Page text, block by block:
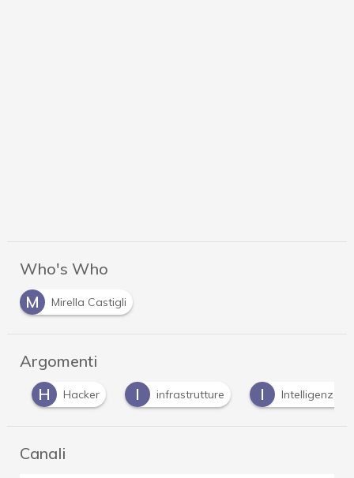
Who's Who
M
Mirella Castigli
Argomenti
H
Hacker I infrastrutture I Intelligenza
Canali